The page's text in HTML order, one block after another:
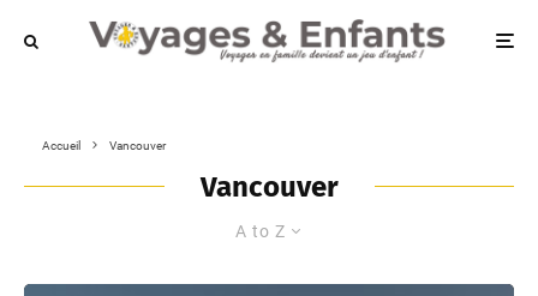
Accueil Vancouver
Vancouver
A to Z